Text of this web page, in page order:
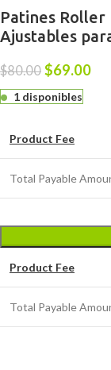
Patines Roller
Ajustables
$80.00 $69.00
1 disponibles
Product Fee
Total Payable
Product Fee
Total Payable